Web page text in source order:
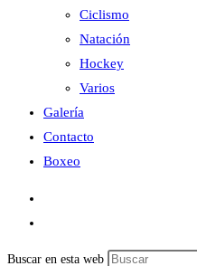
Ciclismo
Natación
Hockey
Varios
Galería
Contacto
Boxeo
Buscar en esta web